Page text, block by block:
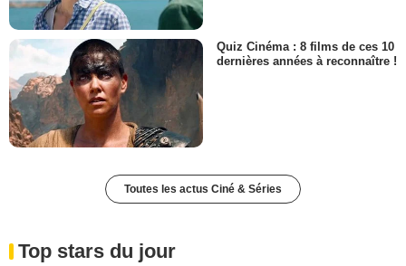
Quiz Cinéma : 8 films de ces 10
dernières années à reconnaître !
Toutes les actus Ciné & Séries
Top stars du jour